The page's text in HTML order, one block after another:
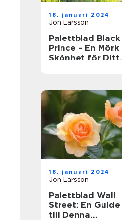
18. januari 2024
Jon Larsson
Palettblad Black
Prince – En Mörk
Skönhet för Ditt
18. januari 2024
Jon Larsson
Palettblad Wall
Street: En Guide
till Denna